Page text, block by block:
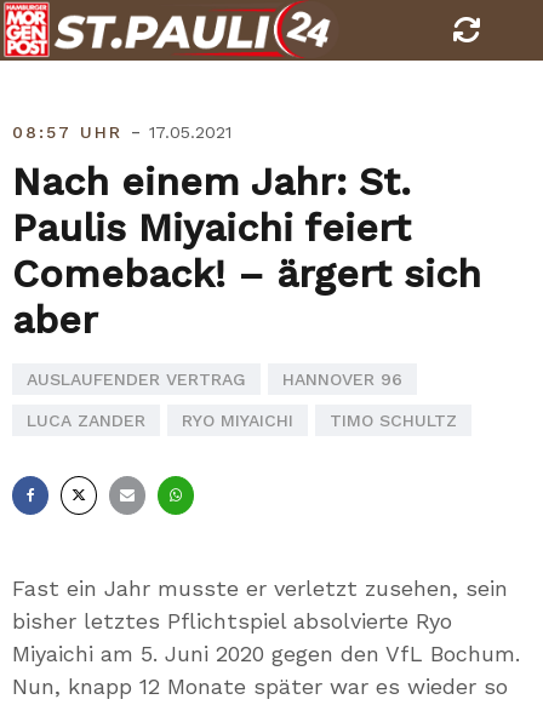
Skip
to
08:57 UHR - 17.05.2021
Nach einem Jahr: St.
Paulis Miyaichi feiert
Comeback! – ärgert sich
aber
AUSLAUFENDER VERTRAG HANNOVER 96
LUCA ZANDER RYO MIYAICHI TIMO SCHULTZ
Fast ein Jahr musste er verletzt zusehen, sein
bisher letztes Pflichtspiel absolvierte Ryo
Miyaichi am 5. Juni 2020 gegen den VfL Bochum.
Nun, knapp 12 Monate später war es wieder so